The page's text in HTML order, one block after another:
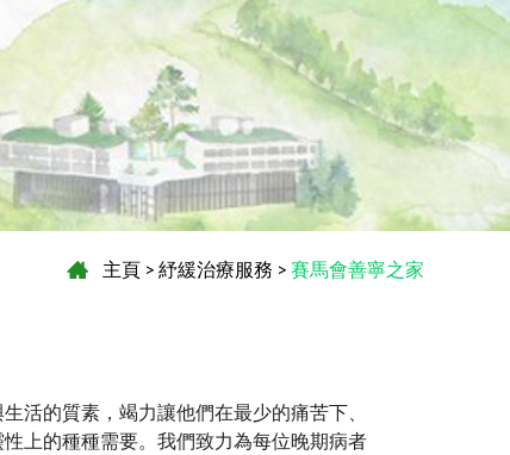
主頁 > 紓緩治療服務 > 賽馬會善寧之家
活的質素，竭力讓他們在最少的痛苦下、
上的種種需要。我們致力為每位晚期病者